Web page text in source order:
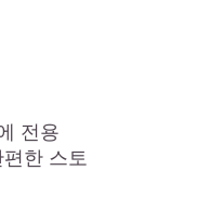
전용
한 스토